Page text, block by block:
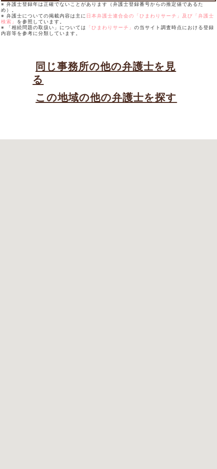
※ 弁護士登録年は正確でないことがあります（弁護士登録番号からの推定値であるた
め）。
※ 弁護士についての掲載内容は主に 日本弁護士連合会の「ひまわりサーチ」及び「弁護士
検索」 を参照しています。
※ 「相続問題の取扱い」については
「ひまわりサーチ」 の当サイト調査時点における登録
内容等を参考に分類しています。
同じ事務所の他の弁護士を見
る
この地域の他の弁護士を探す